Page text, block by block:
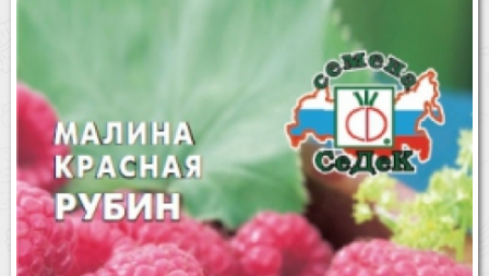
Бренды
Доставка
Оптовикам